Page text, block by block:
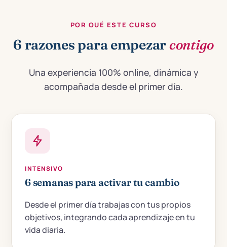
POR QUÉ ESTE CURSO
6 razones para empezarcontigo
Una experiencia 100% online, dinámica y
acompañada desde el primer día.
INTENSIVO
6 semanas para activar tu cambio
Desde el primer día trabajas con tus propios
objetivos, integrando cada aprendizaje en tu
vida diaria.